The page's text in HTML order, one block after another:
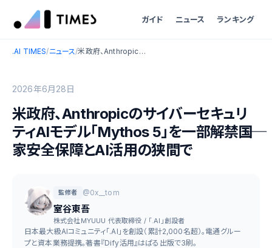
ガイド ニュース ランキング
.AI TIMES/ニュース/ 米政府、AnthropicのサイバーセキュリティAIモデル「Mythos 5」を一部解禁――国家安全保障とAI活用の狭間で
2026年6月28日
米政府、Anthropicのサイバーセキュリ
ティAIモデル「Mythos 5」を一部解禁――国
家安全保障とAI活用の狭間で
監修者 @0x__tom
室谷東吾
株式会社MYUUU 代表取締役 / 「.AI」創設者
日本最大級AIコミュニティ「.AI」を創設（累計2,000名超）。電通グルー
プと資本業務提携。著書『Dify活用』はぱる出版で3刷。